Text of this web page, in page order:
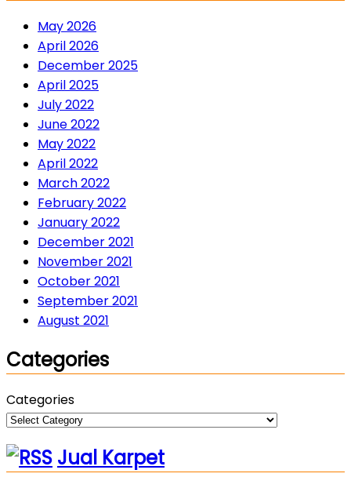
May 2026
April 2026
December 2025
April 2025
July 2022
June 2022
May 2022
April 2022
March 2022
February 2022
January 2022
December 2021
November 2021
October 2021
September 2021
August 2021
Categories
Categories
Jual Karpet